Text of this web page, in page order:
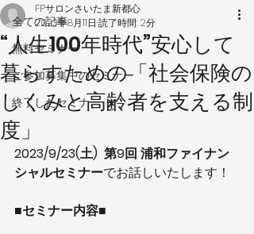
全ての記事
無料セミナー
ご参加募集中のセミナー
終了したセミナー
“人生100年時代”安心して
暮らすための「社会保険の
しくみと高齢者を支える制
度」
FPサロンさいたま新都心
2023年8月11日 読了時間: 2分
2023/9/23(土)  第9回 浦和ファイナン
シャルセミナーでお話しいたします！
■セミナー内容■